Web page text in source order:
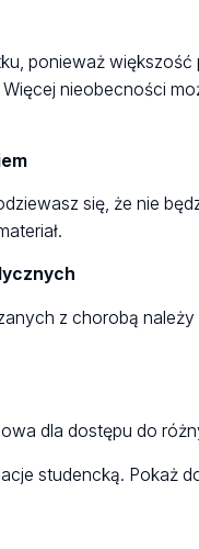
ponieważ
nieobecności
się, że nie
z chorobą
dla dostępu do
studencką. Pokaż